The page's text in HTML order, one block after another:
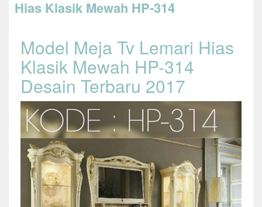
Hias Klasik Mewah HP-314
Model Meja Tv Lemari Hias
Klasik Mewah HP-314
Desain Terbaru 2017